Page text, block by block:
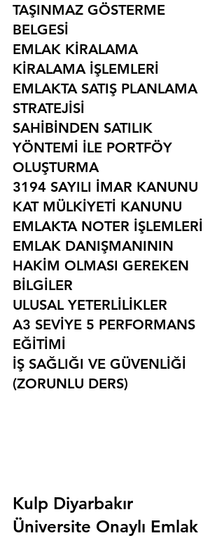
TAŞINMAZ GÖSTERME
BELGESİ
EMLAK KİRALAMA
KİRALAMA İŞLEMLERİ
EMLAKTA SATIŞ PLANLAMA
STRATEJİSİ
SAHİBİNDEN SATILIK
YÖNTEMİ İLE PORTFÖY
OLUŞTURMA
3194 SAYILI İMAR KANUNU
KAT MÜLKİYETİ KANUNU
EMLAKTA NOTER İŞLEMLERİ
EMLAK DANIŞMANININ
HAKİM OLMASI GEREKEN
BİLGİLER
ULUSAL YETERLİLİKLER
A3 SEVİYE 5 PERFORMANS
EĞİTİMİ
İŞ SAĞLIĞI VE GÜVENLİĞİ
(ZORUNLU DERS)
Kulp Diyarbakır
Üniversite Onaylı Emlak